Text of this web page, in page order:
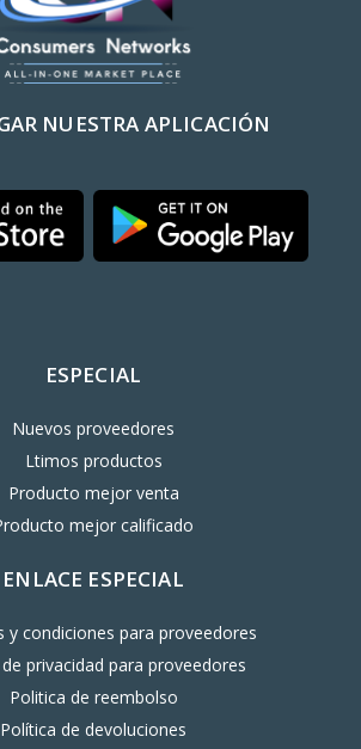
NUESTRA APLICACIÓN
ESPECIAL
Nuevos proveedores
Ltimos productos
Producto mejor venta
mejor calificado
ENLACE ESPECIAL
y condiciones para proveedores
privacidad para proveedores
Politica de reembolso
Política de devoluciones